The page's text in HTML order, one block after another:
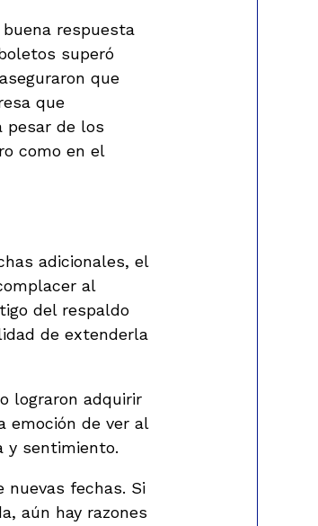
respuesta
superó
que
que
pesar de los
como en el
adicionales, el
al
del respaldo
de extenderla
lograron adquirir
emoción de ver al
y sentimiento.
nuevas fechas. Si
aún hay razones